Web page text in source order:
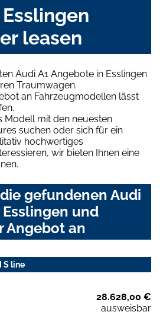
leasen
Audi A1 Angebote in Esslingen
Traumwagen.
an Fahrzeugmodellen lässt
Modell mit den neuesten
suchen oder sich für ein
hochwertiges
wir bieten Ihnen eine
gefundenen Audi
und
Angebot an
S line
28.628,00 €
ausweisbar